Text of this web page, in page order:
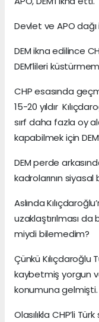
Devlet ve APO
DEM ikna edilince
DEM’lileri
CHP esasında
15-20 yıldır
sırf daha fazla oy
kapabilmek için
DEM perde
kadrolarının siyasal
Aslında
uzaklaştırılması
miydi bilemedim?
Çünkü
kaybetmiş yorgun
konumuna gelmişti.
Olasılıkla CHP’li